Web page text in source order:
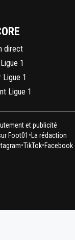
direct
1
Ligue 1
Ligue 1
et publicité
Foot01 • La rédaction
•TikTok•Facebook